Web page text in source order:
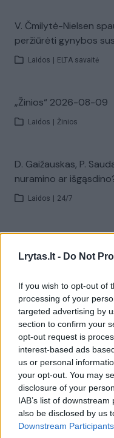
Lrytas.lt - Do Not
If you wish to opt-out of
processing of your
targeted advertising by
section to confirm your
opt-out request is
interest-based ads
us or personal
your opt-out. You may
disclosure of your
IAB’s list of
also be disclosed by us
Downstream Participants
V. Čmilytė-Nielsen
peržiūrėti gynybos
Laidos ELTA savaitė
„Žinios“ 2026-08-09
Laidos Žinios
D. Gaižauskas, P.
nuramino ar
Laidos 24/7
dar sieks 30 laipsnių
Vaizdai iš tragiškos
vaiko gyvybių